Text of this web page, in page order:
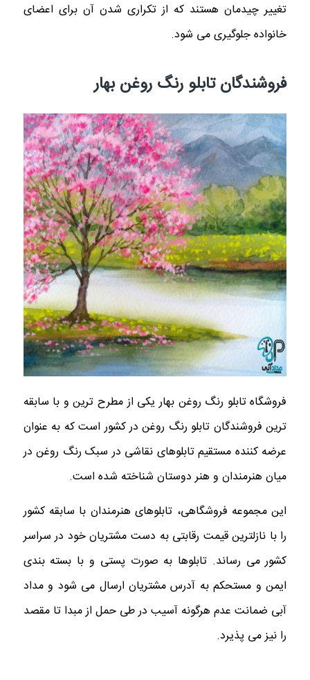
تغییر چیدمان هستند که از تکراری شدن آن برای اعضای
خانواده جلوگیری می شود.
فروشندگان تابلو رنگ روغن بهار
فروشگاه تابلو رنگ روغن بهار یکی از مطرح ترین و با سابقه
ترین فروشندگان تابلو رنگ روغن در کشور است که به عنوان
عرضه کننده مستقیم تابلوهای نقاشی در سبک رنگ روغن در
میان هنرمندان و هنر دوستان شناخته شده است.
این مجموعه فروشگاهی، تابلوهای هنرمندان با سابقه کشور
را با نازلترین قیمت رقابتی به دست مشتریان خود در سراسر
کشور می رساند. تابلوها به صورت پستی و با بسته بندی
ایمن و مستحکم به آدرس مشتریان ارسال می شود و مداد
آبی ضمانت عدم هرگونه آسیب در طی حمل از مبدا تا مقصد
را نیز می پذیرد.